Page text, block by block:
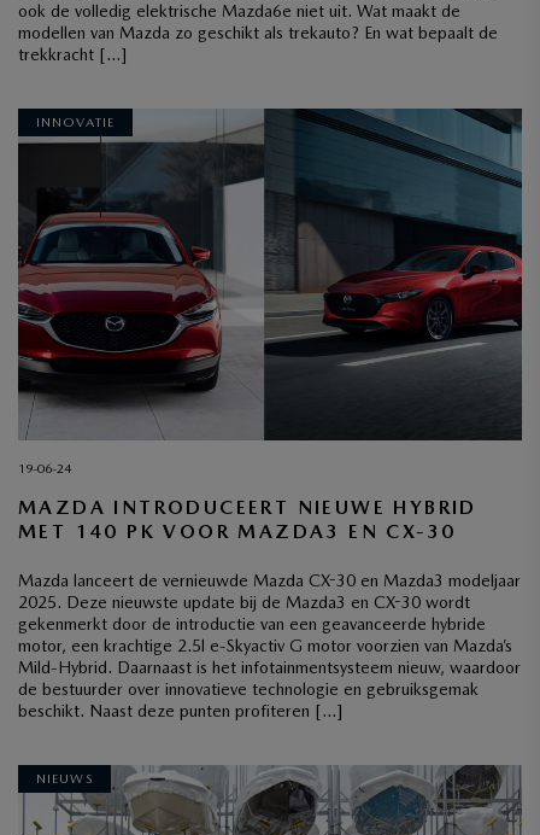
ook de volledig elektrische Mazda6e niet uit. Wat maakt de
modellen van Mazda zo geschikt als trekauto? En wat bepaalt de
trekkracht […]
INNOVATIE
19-06-24
MAZDA INTRODUCEERT NIEUWE HYBRID
MET 140 PK VOOR MAZDA3 EN CX-30
Mazda lanceert de vernieuwde Mazda CX-30 en Mazda3 modeljaar
2025. Deze nieuwste update bij de Mazda3 en CX-30 wordt
gekenmerkt door de introductie van een geavanceerde hybride
motor, een krachtige 2.5l e-Skyactiv G motor voorzien van Mazda’s
Mild-Hybrid. Daarnaast is het infotainmentsysteem nieuw, waardoor
de bestuurder over innovatieve technologie en gebruiksgemak
beschikt. Naast deze punten profiteren […]
NIEUWS